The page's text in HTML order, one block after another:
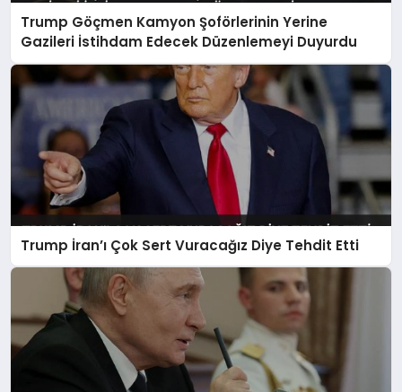
Trump Göçmen Kamyon Şoförlerinin Yerine
Gazileri İstihdam Edecek Düzenlemeyi Duyurdu
Trump İran’ı Çok Sert Vuracağız Diye Tehdit Etti